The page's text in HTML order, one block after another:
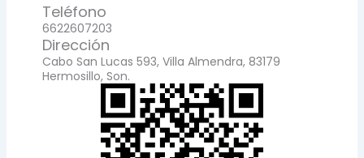
Teléfono
6622607203
Dirección
Cabo San Lucas 593, Villa Almendra, 83179
Hermosillo, Son.